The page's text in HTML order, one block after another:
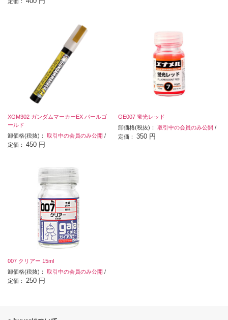
XGM302 ガンダムマーカーEX パールゴ
ールド
卸価格(税抜)： 取引中の会員のみ公開 /
定価： 450 円
GE007 蛍光レッド
卸価格(税抜)：取引中の会員のみ公開 /
定価：350 円
007 クリアー 15ml
卸価格(税抜)： 取引中の会員のみ公開 /
定価： 250 円